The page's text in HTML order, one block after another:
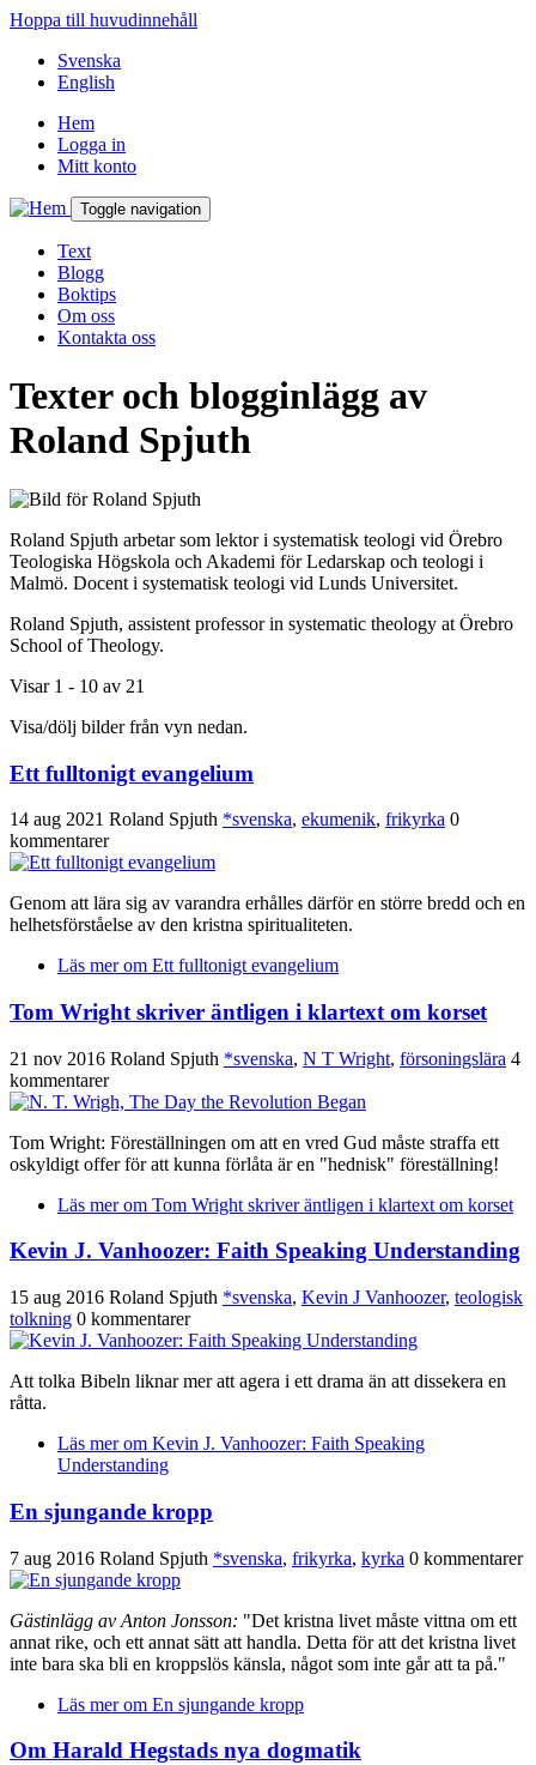
Hoppa till huvudinnehåll
Svenska
English
Hem
Logga in
Mitt konto
Toggle navigation
Text
Blogg
Boktips
Om oss
Kontakta oss
Texter och blogginlägg av
Roland Spjuth
Roland Spjuth arbetar som lektor i systematisk teologi vid Örebro
Teologiska Högskola och Akademi för Ledarskap och teologi i
Malmö. Docent i systematisk teologi vid Lunds Universitet.
Roland Spjuth, assistent professor in systematic theology at Örebro
School of Theology.
Visar 1 - 10 av 21
Visa/dölj bilder från vyn nedan.
Ett fulltonigt evangelium
14 aug 2021 Roland Spjuth *svenska, ekumenik, frikyrka 0
kommentarer
Genom att lära sig av varandra erhålles därför en större bredd och en
helhetsförståelse av den kristna spiritualiteten.
Läs merom Ett fulltonigt evangelium
Tom Wright skriver äntligen i klartext om korset
21 nov 2016 Roland Spjuth *svenska, N T Wright, försoningslära 4
kommentarer
Tom Wright: Föreställningen om att en vred Gud måste straffa ett
oskyldigt offer för att kunna förlåta är en "hednisk" föreställning!
Läs merom Tom Wright skriver äntligen i klartext om korset
Kevin J. Vanhoozer: Faith Speaking Understanding
15 aug 2016 Roland Spjuth *svenska, Kevin J Vanhoozer, teologisk
tolkning 0 kommentarer
Att tolka Bibeln liknar mer att agera i ett drama än att dissekera en
råtta.
Läs merom Kevin J. Vanhoozer: Faith Speaking
Understanding
En sjungande kropp
7 aug 2016 Roland Spjuth *svenska, frikyrka, kyrka 0 kommentarer
Gästinlägg av Anton Jonsson: "Det kristna livet måste vittna om ett
annat rike, och ett annat sätt att handla. Detta för att det kristna livet
inte bara ska bli en kroppslös känsla, något som inte går att ta på."
Läs merom En sjungande kropp
Om Harald Hegstads nya dogmatik